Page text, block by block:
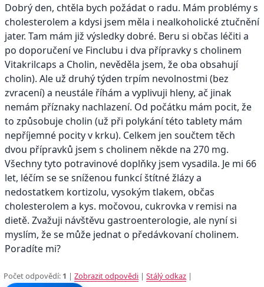
Dobrý den, chtěla bych požádat o radu. Mám problémy s
cholesterolem a kdysi jsem měla i nealkoholické ztučnění
jater. Tam mám již výsledky dobré. Beru si občas léčiti a
po doporučení ve Finclubu i dva přípravky s cholinem
Vitakrilcaps a Cholin, nevěděla jsem, že oba obsahují
cholin). Ale už druhý týden trpím nevolnostmi (bez
zvracení) a neustále říhám a vyplivuji hleny, ač jinak
nemám příznaky nachlazení. Od počátku mám pocit, že
to způsobuje cholin (už při polykání této tablety mám
nepříjemné pocity v krku). Celkem jen součtem těch
dvou přípravků jsem s cholinem někde na 270 mg.
Všechny tyto potravinové doplňky jsem vysadila. Je mi 66
let, léčím se se sníženou funkcí štítné žlázy a
nedostatkem kortizolu, vysokým tlakem, občas
cholesterolem a kys. močovou, cukrovka v remisi na
dietě. Zvažuji návštěvu gastroenterologie, ale nyní si
myslím, že se může jednat o předávkovaní cholinem.
Poradíte mi?
Počet odpovědí: 1 |Zobrazit odpovědi |Stálý odkaz |